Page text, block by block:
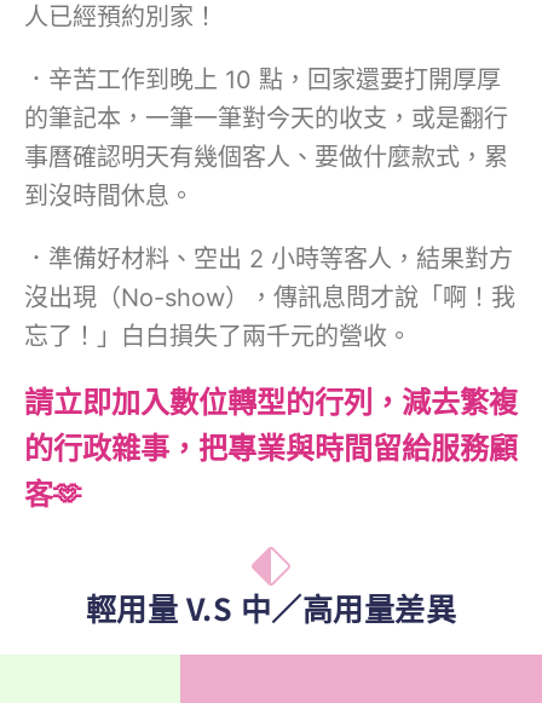
人已經預約別家！
．辛苦工作到晚上 10 點，回家還要打開厚厚
的筆記本，一筆一筆對今天的收支，或是翻行
事曆確認明天有幾個客人、要做什麼款式，累
到沒時間休息。
．準備好材料、空出 2 小時等客人，結果對方
沒出現（No-show），傳訊息問才說「啊！我
忘了！」白白損失了兩千元的營收。
請立即加入數位轉型的行列，減去繁複
的行政雜事，把專業與時間留給服務顧
客🫶
輕用量 V.S 中／高用量差異